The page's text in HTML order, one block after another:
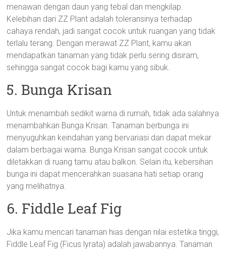
menawan dengan daun yang tebal dan mengkilap.
Kelebihan dari ZZ Plant adalah toleransinya terhadap
cahaya rendah, jadi sangat cocok untuk ruangan yang tidak
terlalu terang. Dengan merawat ZZ Plant, kamu akan
mendapatkan tanaman yang tidak perlu sering disiram,
sehingga sangat cocok bagi kamu yang sibuk.
5. Bunga Krisan
Untuk menambah sedikit warna di rumah, tidak ada salahnya
menambahkan Bunga Krisan. Tanaman berbunga ini
menyuguhkan keindahan yang bervariasi dan dapat mekar
dalam berbagai warna. Bunga Krisan sangat cocok untuk
diletakkan di ruang tamu atau balkon. Selain itu, kebersihan
bunga ini dapat mencerahkan suasana hati setiap orang
yang melihatnya.
6. Fiddle Leaf Fig
Jika kamu mencari tanaman hias dengan nilai estetika tinggi,
Fiddle Leaf Fig (Ficus lyrata) adalah jawabannya. Tanaman